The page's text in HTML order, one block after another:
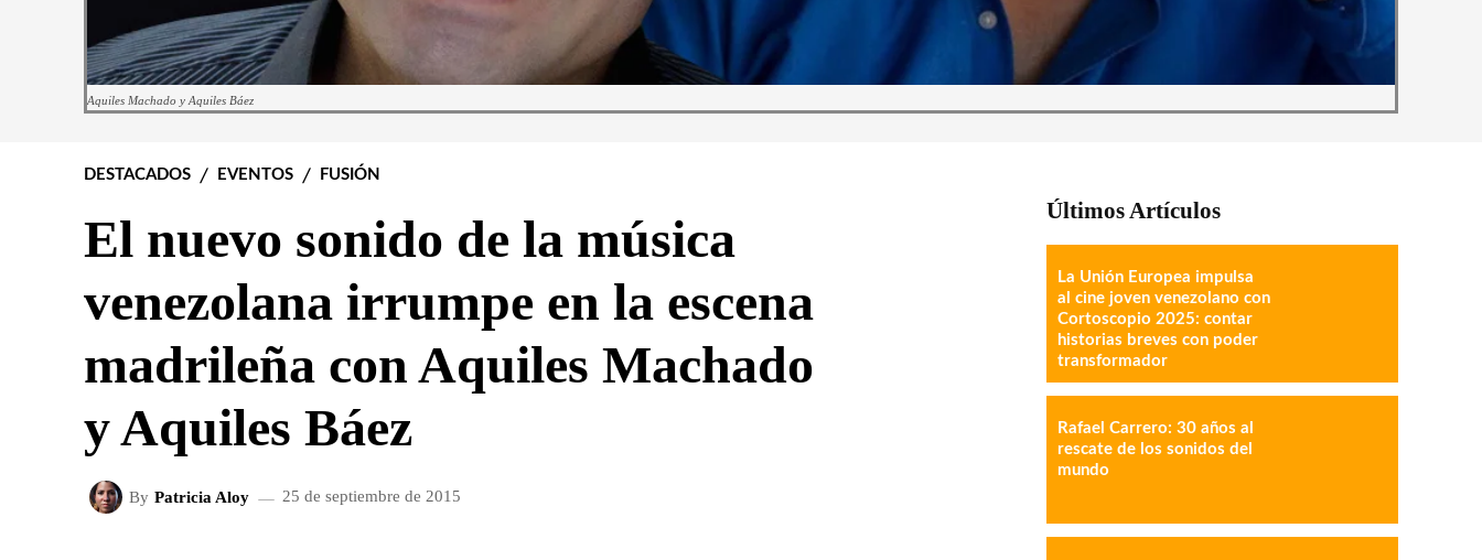
Aquiles Machado y Aquiles Báez
DESTACADOS EVENTOS FUSIÓN
El nuevo sonido de la música
venezolana irrumpe en la escena
madrileña con Aquiles Machado
y Aquiles Báez
By Patricia Aloy 25 de septiembre de 2015
Últimos Artículos
La Unión Europea impulsa
al cine joven venezolano con
Cortoscopio 2025: contar
historias breves con poder
transformador
Rafael Carrero: 30 años al
rescate de los sonidos del
mundo